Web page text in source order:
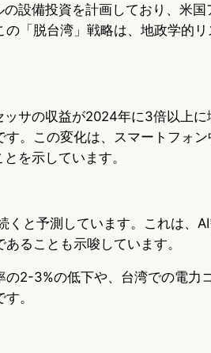
設備投資を計画しており、米国
「脱台湾」戦略は、地政学的
サの収益が2024年に3倍以上に
。この変化は、スマートフォ
を示しています。
と予測しています。これは、
ることも示唆しています。
の2-3%の低下や、台湾での電力
。